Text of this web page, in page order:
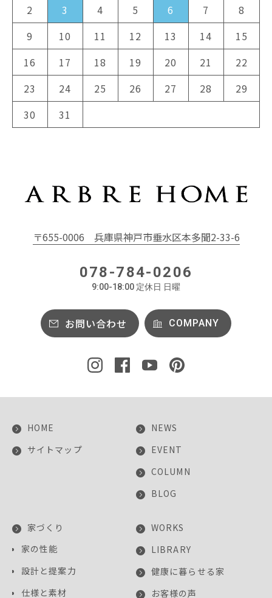
2
3 4 5 6 7
8
9
10 11 12 13 14
15
16
17 18 19 20 21
22
23
24 25 26 27 28
29
30
31
〒655-0006 兵庫県神戸市垂水区本多聞2-33-6
078-784-0206
9:00-18:00 定休日 日曜
お問い合わせ COMPANY
HOME
サイトマップ
NEWS
EVENT
COLUMN
BLOG
家づくり
家の性能
設計と提案力
仕様と素材
WORKS
LIBRARY
健康に暮らせる家
お客様の声